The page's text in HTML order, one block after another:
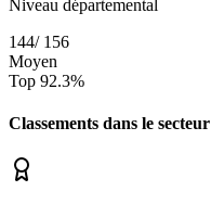
Niveau départemental
144/ 156
Moyen
Top 92.3%
Classements dans le secteur